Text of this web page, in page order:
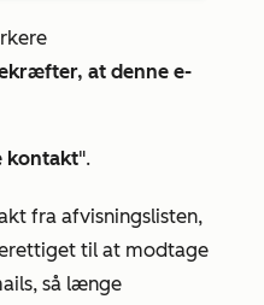
at denne e-
kontakt".
fra afvisningslisten,
til at modtage
så længe